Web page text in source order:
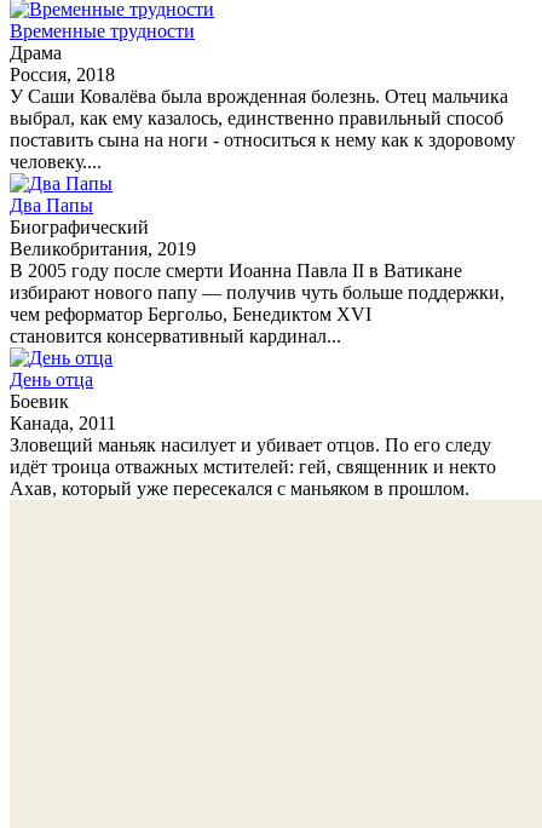
Временные трудности
Драма
Россия, 2018
У Саши Ковалёва была врожденная болезнь. Отец мальчика
выбрал, как ему казалось, единственно правильный способ
поставить сына на ноги - относиться к нему как к здоровому
человеку....
Два Папы
Биографический
Великобритания, 2019
В 2005 году после смерти Иоанна Павла II в Ватикане
избирают нового папу — получив чуть больше поддержки,
чем реформатор Бергольо, Бенедиктом XVI
становится консервативный кардинал...
День отца
Боевик
Канада, 2011
Зловещий маньяк насилует и убивает отцов. По его следу
идёт троица отважных мстителей: гей, священник и некто
Ахав, который уже пересекался с маньяком в прошлом.